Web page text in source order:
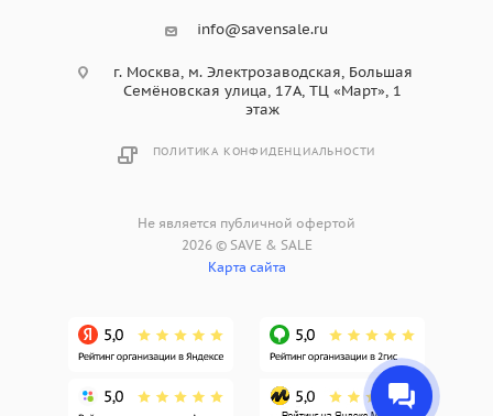
info@savensale.ru
г. Москва, м. Электрозаводская, Большая
Семёновская улица, 17А, ТЦ «Март», 1
этаж
ПОЛИТИКА КОНФИДЕНЦИАЛЬНОСТИ
Не является публичной офертой
2026 © SAVE & SALE
Карта сайта